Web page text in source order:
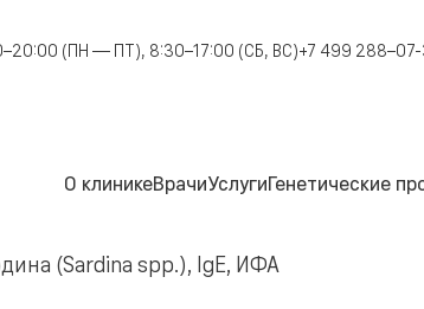
(ПН — ПТ), 8:30–17:00 (СБ, ВС)+7 499
О клиникеВрачиУслугиГенетические
(Sardina spp.), IgE, ИФА